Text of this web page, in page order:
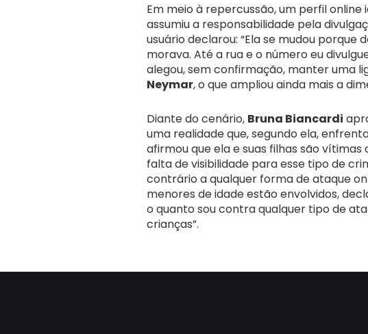
Em meio à repercussão, um perfil online
assumiu a responsabilidade pela
usuário declarou: “Ela se mudou porque
morava. Até a rua e o número eu
alegou, sem confirmação, manter uma
Neymar, o que ampliou ainda mais a
Diante do cenário, Bruna Biancardi
uma realidade que, segundo ela,
afirmou que ela e suas filhas são
falta de visibilidade para esse tipo de
contrário a qualquer forma de ataque
menores de idade estão envolvidos,
o quanto sou contra qualquer tipo de
crianças”.